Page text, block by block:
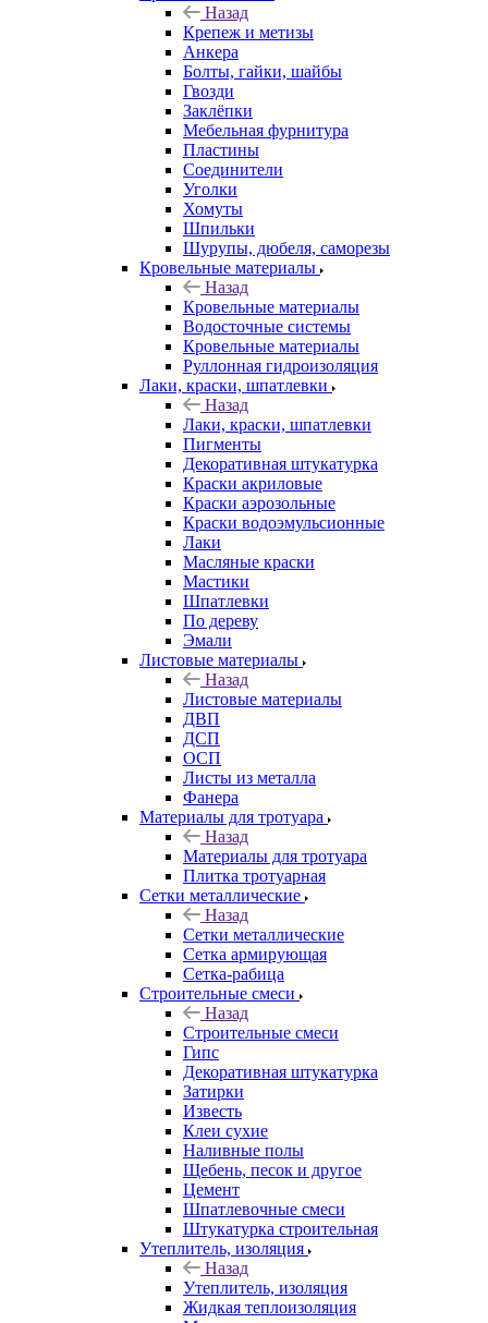
Назад
Крепеж и метизы
Анкера
Болты, гайки, шайбы
Гвозди
Заклёпки
Мебельная фурнитура
Пластины
Соединители
Уголки
Хомуты
Шпильки
Шурупы, дюбеля, саморезы
Кровельные материалы
Назад
Кровельные материалы
Водосточные системы
Кровельные материалы
Руллонная гидроизоляция
Лаки, краски, шпатлевки
Назад
Лаки, краски, шпатлевки
Пигменты
Декоративная штукатурка
Краски акриловые
Краски аэрозольные
Краски водоэмульсионные
Лаки
Масляные краски
Мастики
Шпатлевки
По дереву
Эмали
Листовые материалы
Назад
Листовые материалы
ДВП
ДСП
ОСП
Листы из металла
Фанера
Материалы для тротуара
Назад
Материалы для тротуара
Плитка тротуарная
Сетки металлические
Назад
Сетки металлические
Сетка армирующая
Сетка-рабица
Строительные смеси
Назад
Строительные смеси
Гипс
Декоративная штукатурка
Затирки
Известь
Клеи сухие
Наливные полы
Щебень, песок и другое
Цемент
Шпатлевочные смеси
Штукатурка строительная
Утеплитель, изоляция
Назад
Утеплитель, изоляция
Жидкая теплоизоляция